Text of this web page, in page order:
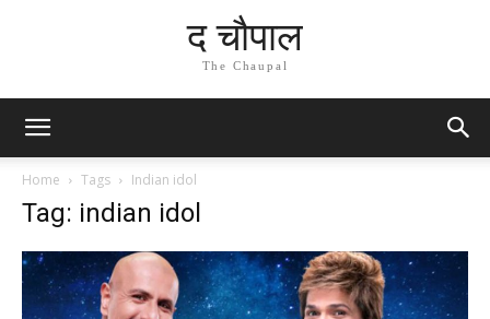
द चौपाल
The Chaupal
Home Tags Indian idol
Tag: indian idol